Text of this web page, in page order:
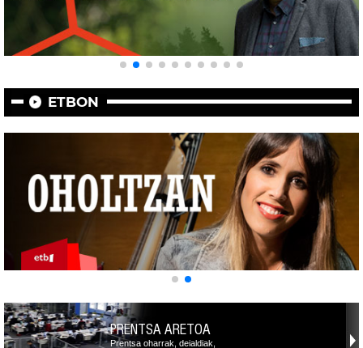
ETBON
PRENTSA ARETOA
Prentsa oharrak, deialdiak,